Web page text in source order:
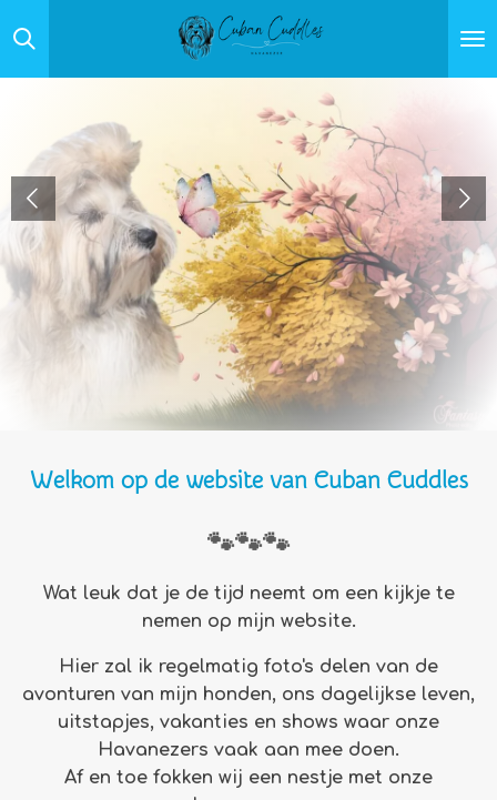
Ga
direct
naar
hoofdinhoud
Welkom op de website van Cuban Cuddles
🐾🐾🐾
Wat leuk dat je de tijd neemt om een kijkje te
nemen op mijn website.
Hier zal ik regelmatig foto's delen van de
avonturen van mijn honden, ons dagelijkse leven,
uitstapjes, vakanties en shows waar onze
Havanezers vaak aan mee doen.
Af en toe fokken wij een nestje met onze